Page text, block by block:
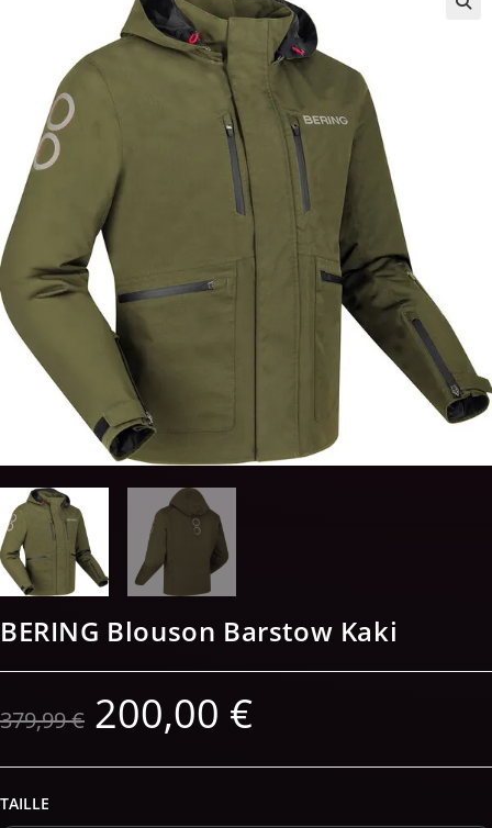
-47%
BERING Blouson Barstow Kaki
379,99€ 200,00 €
TAILLE